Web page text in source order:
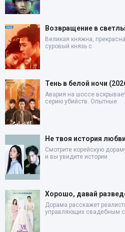
Возвращение в
Великая княжна,
суровый князь с
Тень в белой ночи
Авария на шоссе
серию убийств. Опытные
Не твоя история
Смотрите корейскую
и вы увидите истории
Хорошо, давай
Дорама расскажет
управляющих свадебным